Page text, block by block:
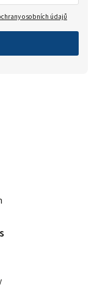
osobních údajů